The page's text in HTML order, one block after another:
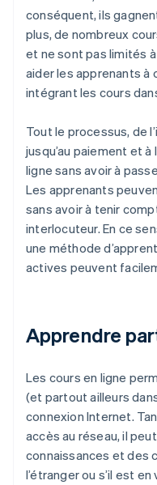
conséquent, ils
plus, de nombreux
et ne sont pas limités
aider les apprenants à
intégrant les cours
Tout le processus, de
jusqu’au paiement et
ligne sans avoir à
Les apprenants
sans avoir à tenir
interlocuteur. En ce
une méthode
actives peuvent
Apprendre
Les cours en ligne
(et partout ailleurs
connexion Internet.
accès au réseau, il
connaissances et des
l’étranger ou s’il est